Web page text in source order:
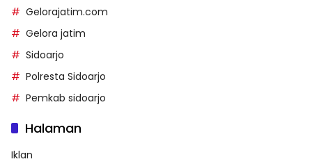
Gelorajatim.com
Gelora jatim
Sidoarjo
Polresta Sidoarjo
Pemkab sidoarjo
Halaman
Iklan